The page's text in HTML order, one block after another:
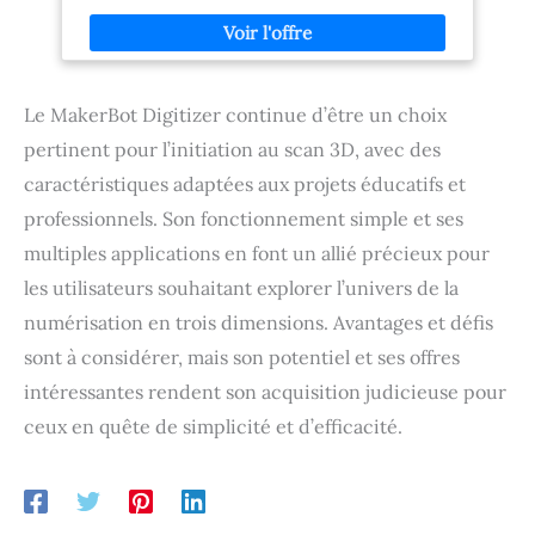
scannez et éditez avec une
clarté cristalline sur l'écran
tactile AMOLED 2K de 6
visualisation facile sous
n'importe quel angle ou
pour des scans en mode
selfie. Capture Flexible :
modèles 3D détaillés à une
vitesse allant jusqu'à 15
images par seconde en
mode continu. Passez en
mode Capture Unique pour
capturer facilement des
objets riches en détails ou
une haute exactitude et
une superposition minimale
des nuages de points.
manière transparente avec
rapidement de grandes
volumineux. Spray de
de scan contiennent des
solvants. Effectuez un test
de compatibilité des
matériaux avant utilisation
aucun dommage à l'objet.
Le MakerBot Digitizer continue d’être un choix
pertinent pour l’initiation au scan 3D, avec des
caractéristiques adaptées aux projets éducatifs et
professionnels. Son fonctionnement simple et ses
multiples applications en font un allié précieux pour
les utilisateurs souhaitant explorer l’univers de la
numérisation en trois dimensions. Avantages et défis
sont à considérer, mais son potentiel et ses offres
intéressantes rendent son acquisition judicieuse pour
ceux en quête de simplicité et d’efficacité.